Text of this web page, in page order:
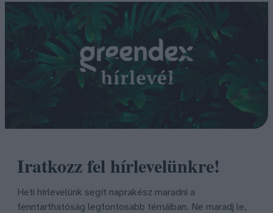
Iratkozz fel hírlevelünkre!
Heti hírlevelünk segít naprakész maradni a
fenntarthatóság legfontosabb témáiban. Ne maradj le,